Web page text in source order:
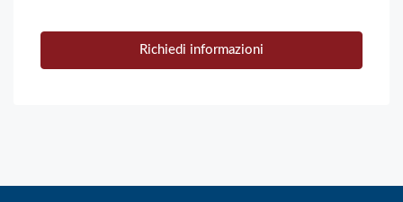
Richiedi informazioni